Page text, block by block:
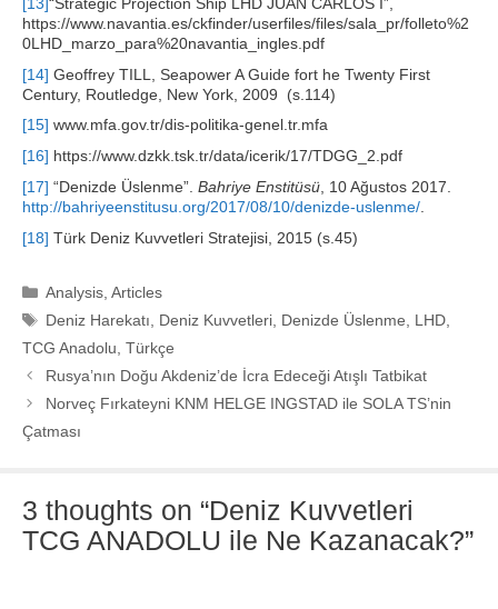
https://www.navantia.es/ckfinder/userfiles/files/sala_pr/folleto%2
0LHD_marzo_para%20navantia_ingles.pdf
[14] Geoffrey TILL, Seapower A Guide fort he Twenty First
Century, Routledge, New York, 2009 (s.114)
[15] www.mfa.gov.tr/dis-politika-genel.tr.mfa
[16] https://www.dzkk.tsk.tr/data/icerik/17/TDGG_2.pdf
[17] “Denizde Üslenme”. Bahriye Enstitüsü , 10 Ağustos 2017.
http://bahriyeenstitusu.org/2017/08/10/denizde-uslenme/
[18] Türk Deniz Kuvvetleri Stratejisi, 2015 (s.45)
Categories
Analysis ,Articles
Tags
Deniz Harekatı Deniz Kuvvetleri Denizde Üslenme LHD
TCG Anadolu Türkçe
Rusya’nın Doğu Akdeniz’de İcra Edeceği Atışlı Tatbikat
Norveç Fırkateyni KNM HELGE INGSTAD ile SOLA TS’nin
Çatması
3 thoughts on “Deniz Kuvvetleri
TCG ANADOLU ile Ne Kazanacak?”